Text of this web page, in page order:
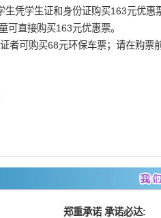
生凭学生证和身份证购买163元优惠
直接购买163元优惠票。
者可购买68元环保车票；请在购票
郑重承诺 承诺必达: